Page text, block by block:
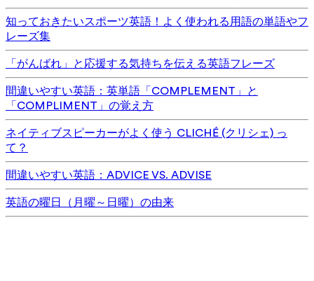
知っておきたいスポーツ英語！よく使われる用語の単語やフ
レーズ集
「がんばれ」と応援する気持ちを伝える英語フレーズ
間違いやすい英語：英単語「COMPLEMENT」と
「COMPLIMENT」の覚え方
ネイティブスピーカーがよく使う CLICHÉ (クリシェ) っ
て？
間違いやすい英語：ADVICE VS. ADVISE
英語の曜日（月曜～日曜）の由来